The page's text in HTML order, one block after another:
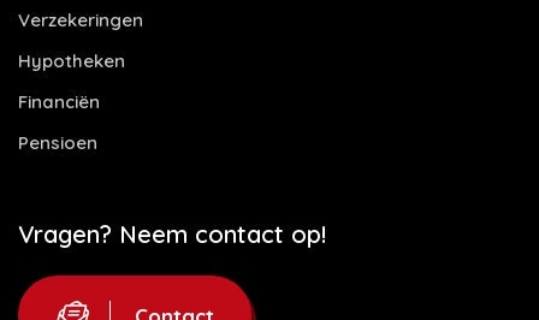
Verzekeringen
Hypotheken
Financiën
Pensioen
Vragen? Neem contact op!